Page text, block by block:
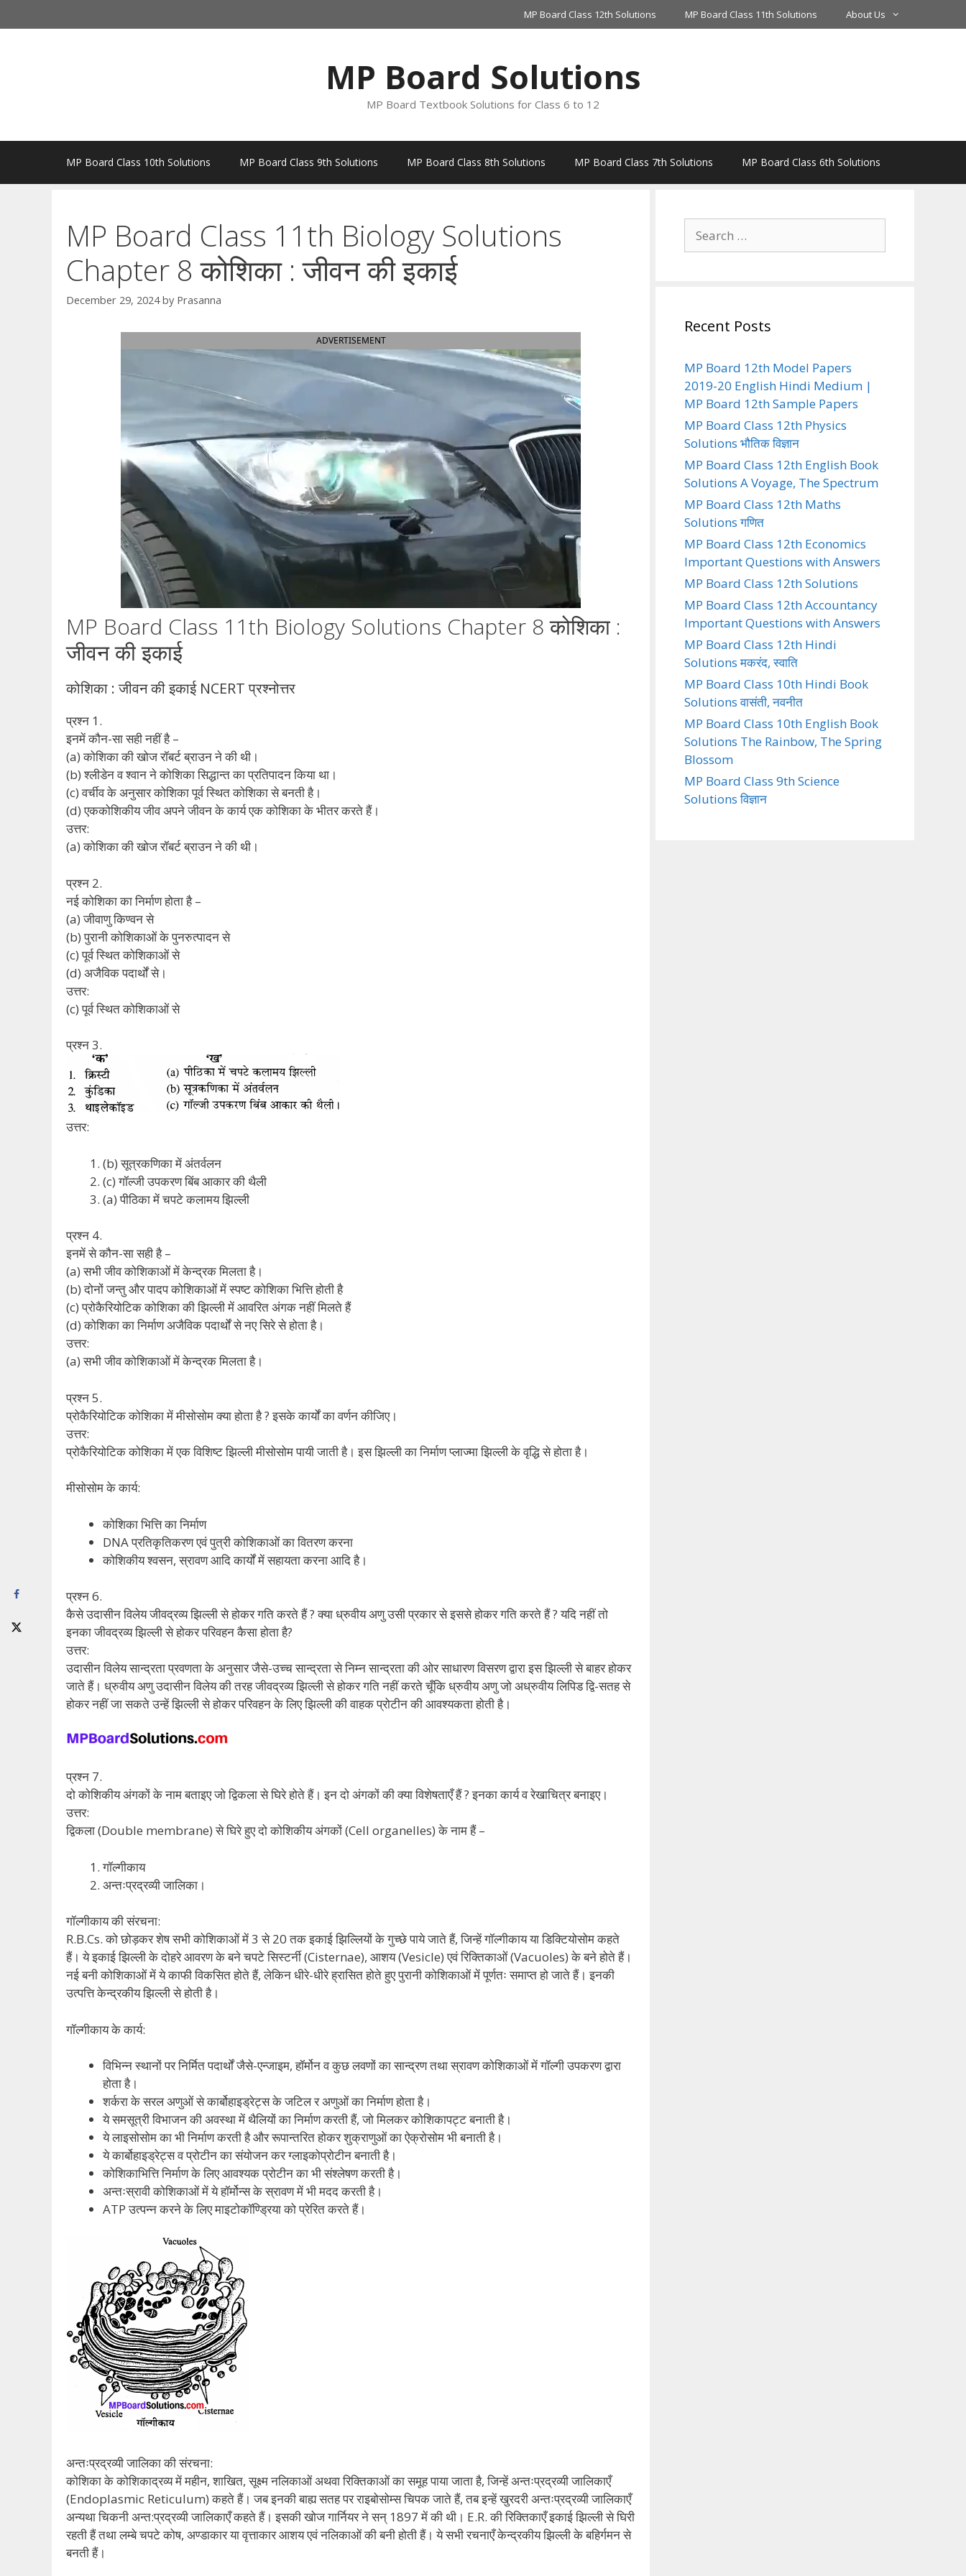
to
MP Board Class 12th Solutions MP Board Class 11th Solutions About Us
MP Board Solutions
MP Board Textbook Solutions for Class 6 to 12
MP Board Class 10th Solutions MP Board Class 9th Solutions MP Board Class 8th Solutions MP Board Class 7th Solutions MP Board Class 6th Solutions
MP Board Class 11th Biology Solutions
Chapter 8 कोशिका : जीवन की इकाई
December 29, 2024 by Prasanna
ADVERTISEMENT
MP Board Class 11th Biology Solutions Chapter 8 कोशिका :
जीवन की इकाई
कोशिका : जीवन की इकाई NCERT प्रश्नोत्तर
प्रश्न 1.
इनमें कौन-सा सही नहीं है –
(a) कोशिका की खोज रॉबर्ट ब्राउन ने की थी।
(b) श्लीडेन व श्वान ने कोशिका सिद्धान्त का प्रतिपादन किया था।
(c) वर्चीव के अनुसार कोशिका पूर्व स्थित कोशिका से बनती है।
(d) एककोशिकीय जीव अपने जीवन के कार्य एक कोशिका के भीतर करते हैं।
उत्तर:
(a) कोशिका की खोज रॉबर्ट ब्राउन ने की थी।
प्रश्न 2.
नई कोशिका का निर्माण होता है –
(a) जीवाणु किण्वन से
(b) पुरानी कोशिकाओं के पुनरुत्पादन से
(c) पूर्व स्थित कोशिकाओं से
(d) अजैविक पदार्थों से।
उत्तर:
(c) पूर्व स्थित कोशिकाओं से
प्रश्न 3.
उत्तर:
(b) सूत्रकणिका में अंतर्वलन
(c) गॉल्जी उपकरण बिंब आकार की थैली
(a) पीठिका में चपटे कलामय झिल्ली
प्रश्न 4.
इनमें से कौन-सा सही है –
(a) सभी जीव कोशिकाओं में केन्द्रक मिलता है।
(b) दोनों जन्तु और पादप कोशिकाओं में स्पष्ट कोशिका भित्ति होती है
(c) प्रोकैरियोटिक कोशिका की झिल्ली में आवरित अंगक नहीं मिलते हैं
(d) कोशिका का निर्माण अजैविक पदार्थों से नए सिरे से होता है।
उत्तर:
(a) सभी जीव कोशिकाओं में केन्द्रक मिलता है।
प्रश्न 5.
प्रोकैरियोटिक कोशिका में मीसोसोम क्या होता है ? इसके कार्यों का वर्णन कीजिए।
उत्तर:
प्रोकैरियोटिक कोशिका में एक विशिष्ट झिल्ली मीसोसोम पायी जाती है। इस झिल्ली का निर्माण प्लाज्मा झिल्ली के वृद्धि से होता है।
मीसोसोम के कार्य:
कोशिका भित्ति का निर्माण
DNA प्रतिकृतिकरण एवं पुत्री कोशिकाओं का वितरण करना
कोशिकीय श्वसन, स्रावण आदि कार्यों में सहायता करना आदि है।
प्रश्न 6.
कैसे उदासीन विलेय जीवद्रव्य झिल्ली से होकर गति करते हैं ? क्या ध्रुवीय अणु उसी प्रकार से इससे होकर गति करते हैं ? यदि नहीं तो
इनका जीवद्रव्य झिल्ली से होकर परिवहन कैसा होता है?
उत्तर:
उदासीन विलेय सान्द्रता प्रवणता के अनुसार जैसे-उच्च सान्द्रता से निम्न सान्द्रता की ओर साधारण विसरण द्वारा इस झिल्ली से बाहर होकर
जाते हैं। ध्रुवीय अणु उदासीन विलेय की तरह जीवद्रव्य झिल्ली से होकर गति नहीं करते चूँकि ध्रुवीय अणु जो अध्रुवीय लिपिड द्वि-सतह से
होकर नहीं जा सकते उन्हें झिल्ली से होकर परिवहन के लिए झिल्ली की वाहक प्रोटीन की आवश्यकता होती है।
प्रश्न 7.
दो कोशिकीय अंगकों के नाम बताइए जो द्विकला से घिरे होते हैं। इन दो अंगकों की क्या विशेषताएँ हैं ? इनका कार्य व रेखाचित्र बनाइए।
उत्तर:
द्विकला (Double membrane) से घिरे हुए दो कोशिकीय अंगकों (Cell organelles) के नाम हैं –
गॉल्गीकाय
अन्तःप्रद्रव्यी जालिका।
गॉल्गीकाय की संरचना:
R.B.Cs. को छोड़कर शेष सभी कोशिकाओं में 3 से 20 तक इकाई झिल्लियों के गुच्छे पाये जाते हैं, जिन्हें गॉल्गीकाय या डिक्टियोसोम कहते
हैं। ये इकाई झिल्ली के दोहरे आवरण के बने चपटे सिस्टर्नी (Cisternae), आशय (Vesicle) एवं रिक्तिकाओं (Vacuoles) के बने होते हैं।
नई बनी कोशिकाओं में ये काफी विकसित होते हैं, लेकिन धीरे-धीरे ह्रासित होते हुए पुरानी कोशिकाओं में पूर्णतः समाप्त हो जाते हैं। इनकी
उत्पत्ति केन्द्रकीय झिल्ली से होती है।
गॉल्गीकाय के कार्य:
विभिन्न स्थानों पर निर्मित पदार्थों जैसे-एन्जाइम, हॉर्मोन व कुछ लवणों का सान्द्रण तथा स्रावण कोशिकाओं में गॉल्गी उपकरण द्वारा
होता है।
शर्करा के सरल अणुओं से कार्बोहाइड्रेट्स के जटिल र अणुओं का निर्माण होता है।
ये समसूत्री विभाजन की अवस्था में थैलियों का निर्माण करती हैं, जो मिलकर कोशिकापट्ट बनाती है।
ये लाइसोसोम का भी निर्माण करती है और रूपान्तरित होकर शुक्राणुओं का ऐक्रोसोम भी बनाती है।
ये कार्बोहाइड्रेट्स व प्रोटीन का संयोजन कर ग्लाइकोप्रोटीन बनाती है।
कोशिकाभित्ति निर्माण के लिए आवश्यक प्रोटीन का भी संश्लेषण करती है।
अन्तःस्रावी कोशिकाओं में ये हॉर्मोन्स के स्रावण में भी मदद करती है।
ATP उत्पन्न करने के लिए माइटोकॉण्ड्रिया को प्रेरित करते हैं।
अन्तःप्रद्रव्यी जालिका की संरचना:
कोशिका के कोशिकाद्रव्य में महीन, शाखित, सूक्ष्म नलिकाओं अथवा रिक्तिकाओं का समूह पाया जाता है, जिन्हें अन्तःप्रद्रव्यी जालिकाएँ
(Endoplasmic Reticulum) कहते हैं। जब इनकी बाह्य सतह पर राइबोसोम्स चिपक जाते हैं, तब इन्हें खुरदरी अन्तःप्रद्रव्यी जालिकाएँ
अन्यथा चिकनी अन्त:प्रद्रव्यी जालिकाएँ कहते हैं। इसकी खोज गार्नियर ने सन् 1897 में की थी। E.R. की रिक्तिकाएँ इकाई झिल्ली से घिरी
रहती हैं तथा लम्बे चपटे कोष, अण्डाकार या वृत्ताकार आशय एवं नलिकाओं की बनी होती हैं। ये सभी रचनाएँ केन्द्रकीय झिल्ली के बहिर्गमन से
बनती हैं।
for:
Recent Posts
MP Board 12th Model Papers
2019-20 English Hindi Medium |
MP Board 12th Sample Papers
MP Board Class 12th Physics
Solutions भौतिक विज्ञान
MP Board Class 12th English Book
Solutions A Voyage, The Spectrum
MP Board Class 12th Maths
Solutions गणित
MP Board Class 12th Economics
Important Questions with Answers
MP Board Class 12th Solutions
MP Board Class 12th Accountancy
Important Questions with Answers
MP Board Class 12th Hindi
Solutions मकरंद, स्वाति
MP Board Class 10th Hindi Book
Solutions वासंती, नवनीत
MP Board Class 10th English Book
Solutions The Rainbow, The Spring
Blossom
MP Board Class 9th Science
Solutions विज्ञान